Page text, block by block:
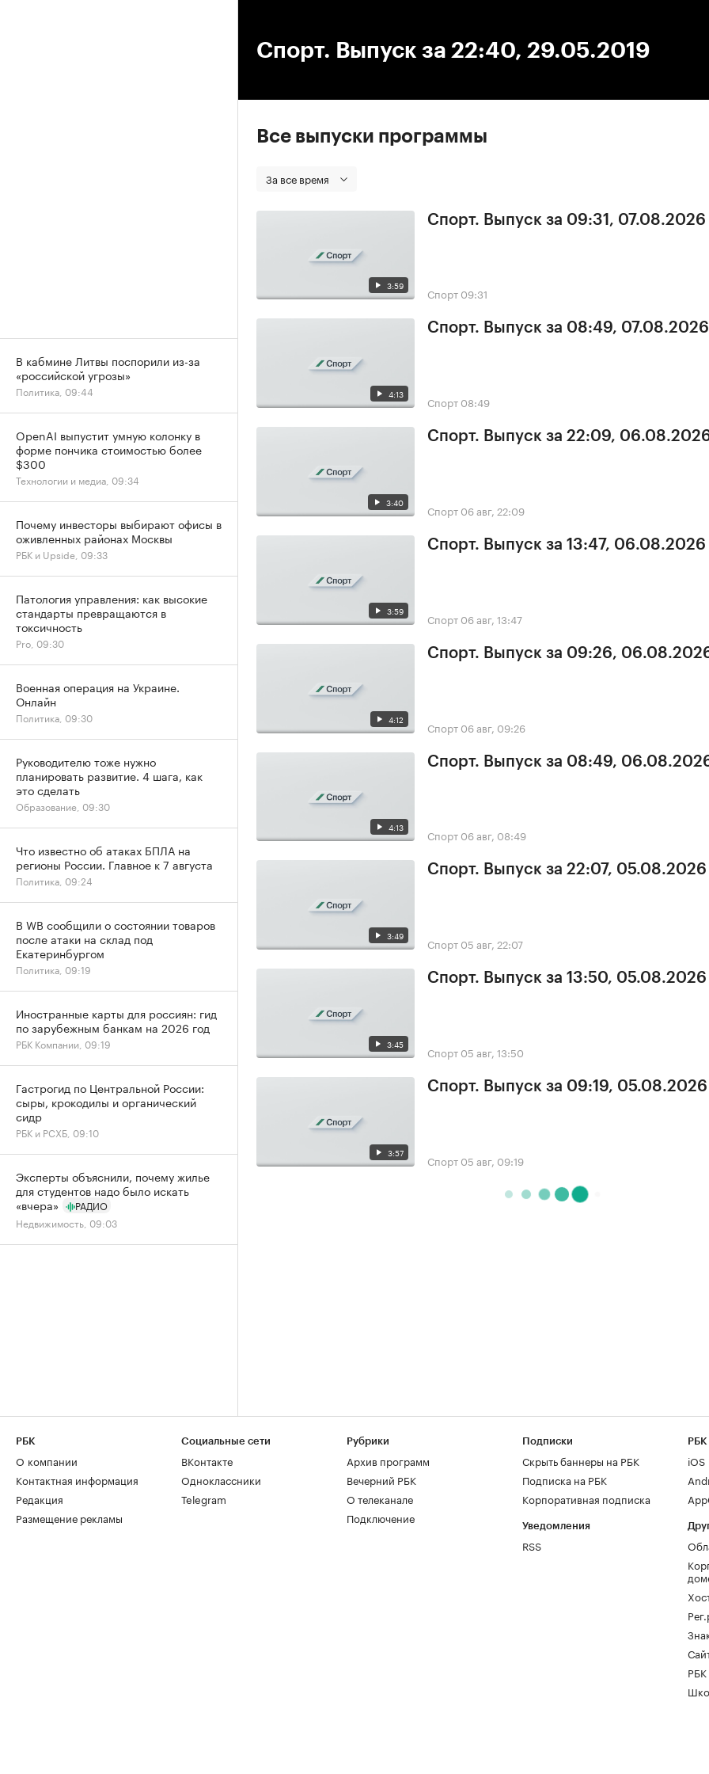
Спорт. Выпуск за 22:40, 29.05.2019
Все выпуски программы
За все время
3:59
Спорт. Выпуск за 09:31, 07.08.2026
Спорт 09:31
4:13
Спорт. Выпуск за 08:49, 07.08.2026
Спорт 08:49
3:40
Спорт. Выпуск за 22:09,
Спорт 06 авг, 22:09
3:59
Спорт. Выпуск за 13:47, 06.08.2026
Спорт 06 авг, 13:47
4:12
Спорт. Выпуск за 09:26,
Спорт 06 авг, 09:26
4:13
Спорт. Выпуск за 08:49,
Спорт 06 авг, 08:49
3:49
Спорт. Выпуск за 22:07, 05.08.2026
Спорт 05 авг, 22:07
3:45
Спорт. Выпуск за 13:50, 05.08.2026
Спорт 05 авг, 13:50
3:57
Спорт. Выпуск за 09:19, 05.08.2026
Спорт 05 авг, 09:19
В кабмине Литвы поспорили из-за
«российской угрозы»
Политика, 09:44
OpenAI выпустит умную колонку в
форме пончика стоимостью более
$300
Технологии и медиа, 09:34
Почему инвесторы выбирают офисы в
оживленных районах Москвы
РБК и Upside, 09:33
Патология управления: как высокие
стандарты превращаются в
токсичность
Pro, 09:30
Военная операция на Украине.
Онлайн
Политика, 09:30
Руководителю тоже нужно
планировать развитие. 4 шага, как
это сделать
Образование, 09:30
Что известно об атаках БПЛА на
регионы России. Главное к 7 августа
Политика, 09:24
В WB сообщили о состоянии товаров
после атаки на склад под
Екатеринбургом
Политика, 09:19
Иностранные карты для россиян: гид
по зарубежным банкам на 2026 год
РБК Компании, 09:19
Гастрогид по Центральной России:
сыры, крокодилы и органический
сидр
РБК и РСХБ, 09:10
Эксперты объяснили, почему жилье
для студентов надо было искать
«вчера»
РАДИО
Недвижимость, 09:03
РБК
О компании
Контактная информация
Редакция
Размещение рекламы
Социальные сети
ВКонтакте
Одноклассники
Telegram
Рубрики
Архив программ
Вечерний РБК
О телеканале
Подключение
Подписки
Скрыть баннеры на РБК
Подписка на РБК
Корпоративная подписка
Уведомления
RSS
РБК
iOS